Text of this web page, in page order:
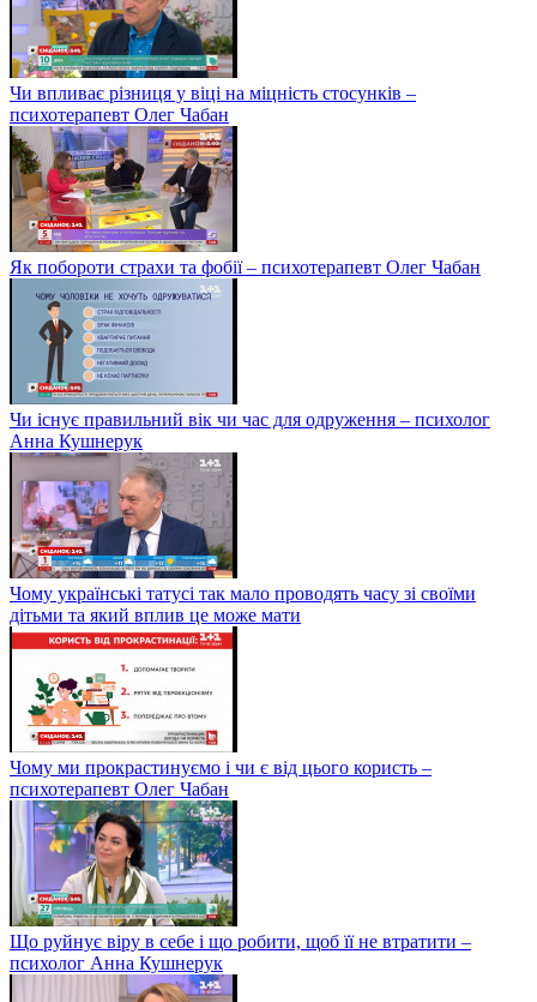
Чи впливає різниця у віці на міцність стосунків –
психотерапевт Олег Чабан
Як побороти страхи та фобії – психотерапевт Олег Чабан
Чи існує правильний вік чи час для одруження – психолог
Анна Кушнерук
Чому українські татусі так мало проводять часу зі своїми
дітьми та який вплив це може мати
Чому ми прокрастинуємо і чи є від цього користь –
психотерапевт Олег Чабан
Що руйнує віру в себе і що робити, щоб її не втратити –
психолог Анна Кушнерук